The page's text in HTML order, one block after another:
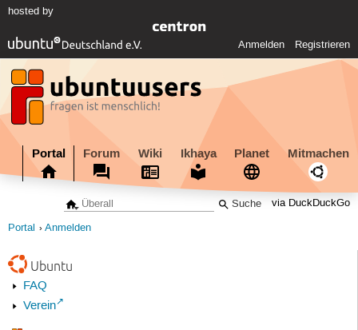
hosted by
Anmelden Registrieren
Portal Forum Wiki Ikhaya Planet Mitmachen
via DuckDuckGo
Portal Anmelden
Ubuntu
FAQ
Verein